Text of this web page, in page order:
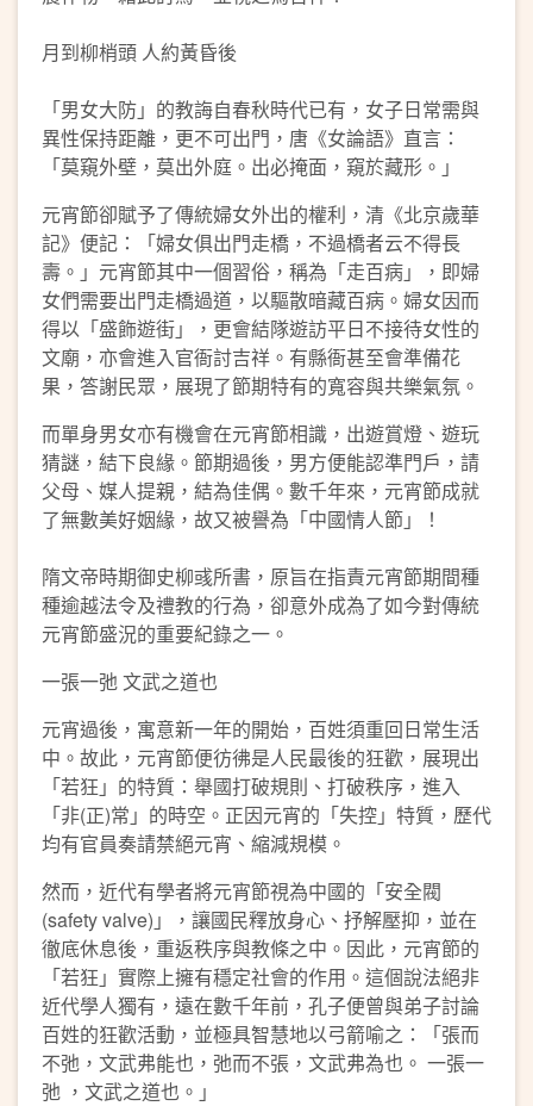
月到柳梢頭 人約黃昏後
「男女大防」的教誨自春秋時代已有，女子日常需與
異性保持距離，更不可出門，唐《女論語》直言：
「莫窺外壁，莫出外庭。出必掩面，窺於藏形。」
元宵節卻賦予了傳統婦女外出的權利，清《北京歲華
記》便記：「婦女俱出門走橋，不過橋者云不得長
壽。」元宵節其中一個習俗，稱為「走百病」，即婦
女們需要出門走橋過道，以驅散暗藏百病。婦女因而
得以「盛飾遊街」，更會結隊遊訪平日不接待女性的
文廟，亦會進入官衙討吉祥。有縣衙甚至會準備花
果，答謝民眾，展現了節期特有的寬容與共樂氣氛。
而單身男女亦有機會在元宵節相識，出遊賞燈、遊玩
猜謎，結下良緣。節期過後，男方便能認準門戶，請
父母、媒人提親，結為佳偶。數千年來，元宵節成就
了無數美好姻緣，故又被譽為「中國情人節」！
隋文帝時期御史柳彧所書，原旨在指責元宵節期間種
種逾越法令及禮教的行為，卻意外成為了如今對傳統
元宵節盛況的重要紀錄之一。
一張一弛 文武之道也
元宵過後，寓意新一年的開始，百姓須重回日常生活
中。故此，元宵節便彷彿是人民最後的狂歡，展現出
「若狂」的特質：舉國打破規則、打破秩序，進入
「非(正)常」的時空。正因元宵的「失控」特質，歷代
均有官員奏請禁絕元宵、縮減規模。
然而，近代有學者將元宵節視為中國的「安全閥
(safety valve)」，讓國民釋放身心、抒解壓抑，並在
徹底休息後，重返秩序與教條之中。因此，元宵節的
「若狂」實際上擁有穩定社會的作用。這個說法絕非
近代學人獨有，遠在數千年前，孔子便曾與弟子討論
百姓的狂歡活動，並極具智慧地以弓箭喻之：「張而
不弛，文武弗能也，弛而不張，文武弗為也。 一張一
弛 ，文武之道也。」